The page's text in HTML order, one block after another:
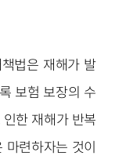
법은 재해가 발
보험 보장의 수
한 재해가 반복
련하자는 것이